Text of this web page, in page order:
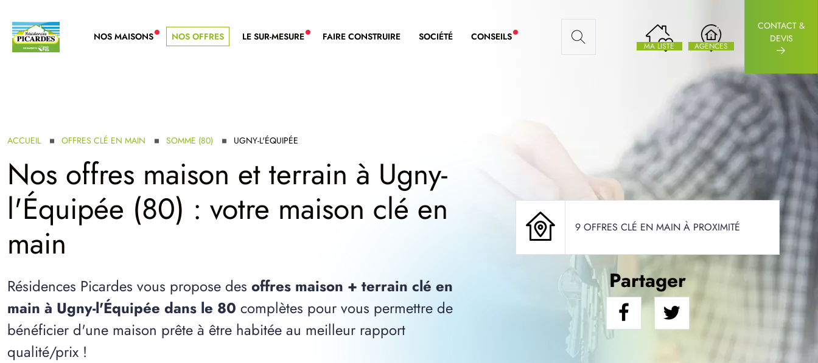
NOS MAISONS NOUVELLE GAMME
NOS OFFRES LE SUR-MESURE NOUVEAU SERVICE BDL EXTENSION
FAIRE CONSTRUIRE SOCIÉTÉ CONSEILS NOUVEAUX ARTICLES
MA LISTE AGENCES
CONTACT &
DEVIS
ACCUEIL OFFRES CLÉ EN MAIN SOMME (80) UGNY-L'ÉQUIPÉE
Nos offres maison et terrain à Ugny-
l'Équipée (80) : votre maison clé en
main
Résidences Picardes vous propose des offres maison + terrain clé en
main à Ugny-l'Équipée dans le 80 complètes pour vous permettre de
bénéficier d'une maison prête à être habitée au meilleur rapport
qualité/prix !
9 OFFRES CLÉ EN MAIN À PROXIMITÉ
Partager